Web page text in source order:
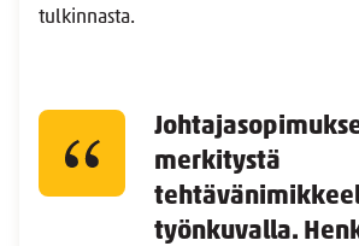
tulkinnasta.
merkitystä
työnkuvalla.